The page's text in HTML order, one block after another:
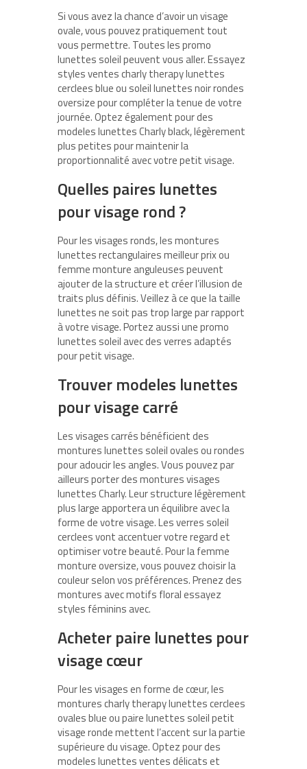
Si vous avez la chance d’avoir un visage
ovale, vous pouvez pratiquement tout
vous permettre. Toutes les promo
lunettes soleil peuvent vous aller. Essayez
styles ventes charly therapy lunettes
cerclees blue ou soleil lunettes noir rondes
oversize pour compléter la tenue de votre
journée. Optez également pour des
modeles lunettes Charly black, légèrement
plus petites pour maintenir la
proportionnalité avec votre petit visage.
Quelles paires lunettes
pour visage rond ?
Pour les visages ronds, les montures
lunettes rectangulaires meilleur prix ou
femme monture anguleuses peuvent
ajouter de la structure et créer l’illusion de
traits plus définis. Veillez à ce que la taille
lunettes ne soit pas trop large par rapport
à votre visage. Portez aussi une promo
lunettes soleil avec des verres adaptés
pour petit visage.
Trouver modeles lunettes
pour visage carré
Les visages carrés bénéficient des
montures lunettes soleil ovales ou rondes
pour adoucir les angles. Vous pouvez par
ailleurs porter des montures visages
lunettes Charly. Leur structure légèrement
plus large apportera un équilibre avec la
forme de votre visage. Les verres soleil
cerclees vont accentuer votre regard et
optimiser votre beauté. Pour la femme
monture oversize, vous pouvez choisir la
couleur selon vos préférences. Prenez des
montures avec motifs floral essayez
styles féminins avec.
Acheter paire lunettes pour
visage cœur
Pour les visages en forme de cœur, les
montures charly therapy lunettes cerclees
ovales blue ou paire lunettes soleil petit
visage ronde mettent l’accent sur la partie
supérieure du visage. Optez pour des
modeles lunettes ventes délicats et